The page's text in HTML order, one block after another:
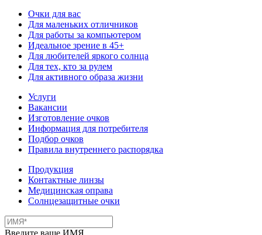
Очки для вас
Для маленьких отличников
Для работы за компьютером
Идеальное зрение в 45+
Для любителей яркого солнца
Для тех, кто за рулем
Для активного образа жизни
Услуги
Вакансии
Изготовление очков
Информация для потребителя
Подбор очков
Правила внутреннего распорядка
Продукция
Контактные линзы
Медицинская оправа
Солнцезащитные очки